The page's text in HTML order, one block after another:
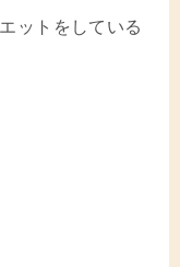
ットをしている